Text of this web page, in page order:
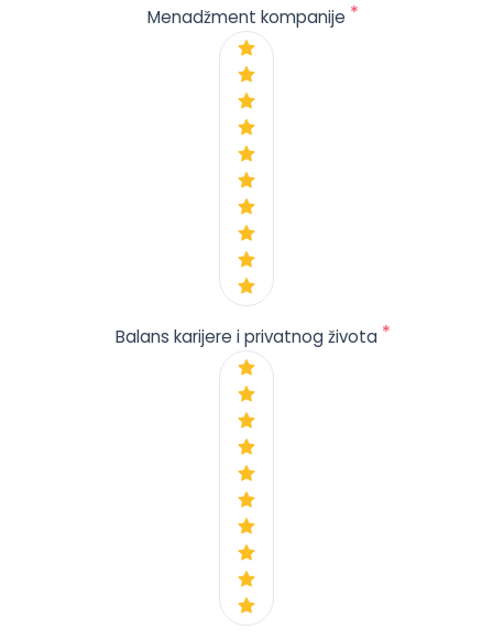
Menadžment kompanije *
Balans karijere i privatnog života *